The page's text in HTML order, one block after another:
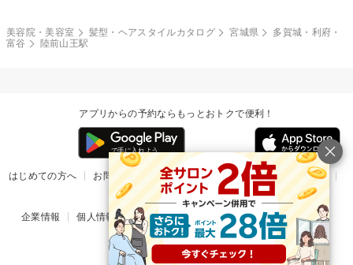
美容院・美容室 髪型・ヘアスタイルカタログ 宮城県
多賀城・利府・
富谷
陸前山王駅
アプリからの予約ならもっとおトクで便利！
はじめての方へ お問い合わせ ヘルプ リリース情報
利用規約
掲載ご希望のサロン様
企業情報 個人情報保護方針 楽天のサービス一覧 アプリ一覧
© Rakuten Group, Inc.